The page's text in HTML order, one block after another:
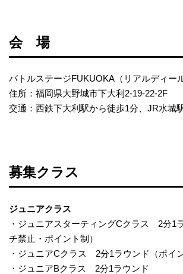
会 場
バトルステージFUKUOKA（リアルディー
住所：福岡県大野城市下大利2-19-22-2F
交通：西鉄下大利駅から徒歩1分、JR水城
募集クラス
ジュニアクラス
・ジュニアスターティングCクラス 2分1
チ禁止・ポイント制）
・ジュニアCクラス 2分1ラウンド（ポイン
・ジュニアBクラス 2分1ラウンド